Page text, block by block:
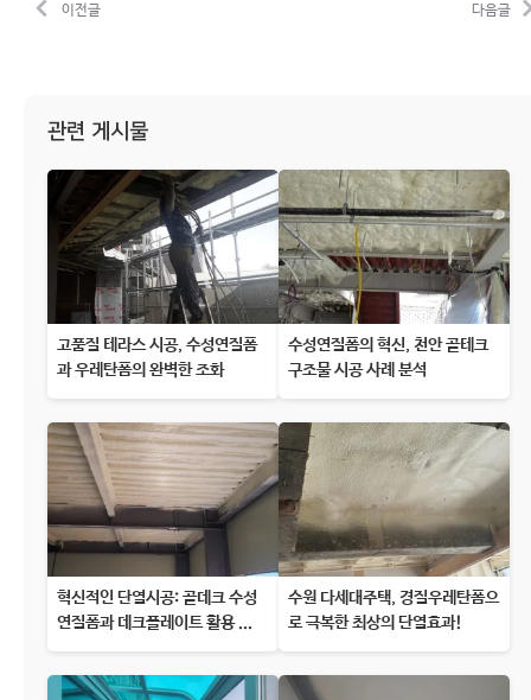
이전글 다음글
관련 게시물
고품질 테라스 시공, 수성연질폼
과 우레탄폼의 완벽한 조화
수성연질폼의 혁신, 천안 골테크
구조물 시공 사례 분석
혁신적인 단열시공: 골데크 수성
연질폼과 데크플레이트 활용 ...
수원 다세대주택, 경질우레탄폼으
로 극복한 최상의 단열효과!